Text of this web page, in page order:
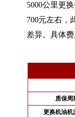
5000公里更
700元左右，
差异。具体
质保周
更换机油机